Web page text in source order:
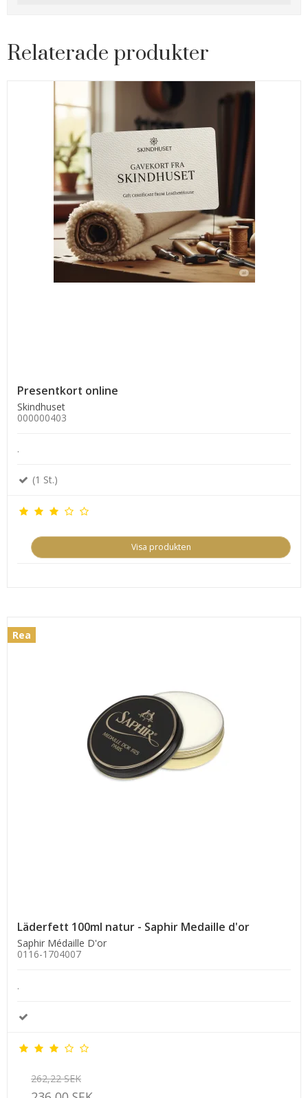
Relaterade produkter
Presentkort online
Skindhuset
000000403
.
(1 St.)
Visa produkten
Rea
Läderfett 100ml natur - Saphir Medaille d'or
Saphir Médaille D'or
0116-1704007
.
262,22 SEK